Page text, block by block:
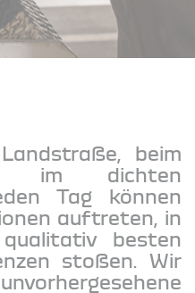
beim
im dichten
Tag können
auftreten, in
besten
stoßen. Wir